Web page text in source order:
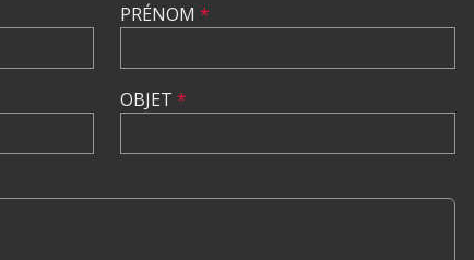
PRÉNOM *
OBJET *